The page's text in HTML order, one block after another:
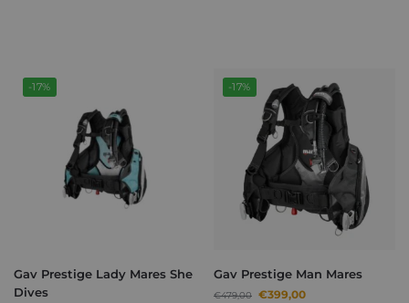
-17%
Gav Prestige Lady Mares She
Dives
-17%
Gav Prestige Man Mares
€479,00 €399,00